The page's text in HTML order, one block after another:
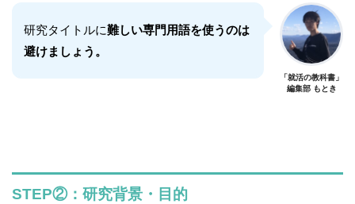
研究タイトルに難しい専門用語を使うのは
避けましょう。
「就活の教科書」
編集部 もとき
STEP②：研究背景・目的